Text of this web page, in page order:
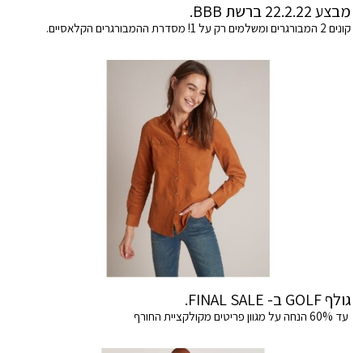
מבצע 22.2.22 ברשת BBB.
קונים 2 המבורגרים ומשלמים רק על 1! מסדרת ההמבורגרים הקלאסיים.
גולף GOLF ב- FINAL SALE.
עד 60% הנחה על מגוון פריטים מקולקציית החורף